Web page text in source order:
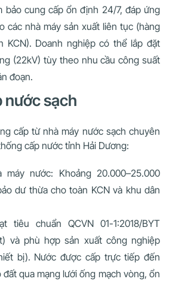
bảo cung cấp ổn định 24/7, đáp ứng
các nhà máy sản xuất liên tục (hàng
KCN). Doanh nghiệp có thể lắp đặt
(22kV) tùy theo nhu cầu công suất
đoạn.
nước sạch
cấp từ nhà máy nước sạch chuyên
cấp nước tỉnh Hải Dương:
máy nước: Khoảng 20.000–25.000
dư thừa cho toàn KCN và khu dân
tiêu chuẩn QCVN 01-1:2018/BYT
và phù hợp sản xuất công nghiệp
bị). Nước được cấp trực tiếp đến
qua mạng lưới ống mạch vòng, ổn